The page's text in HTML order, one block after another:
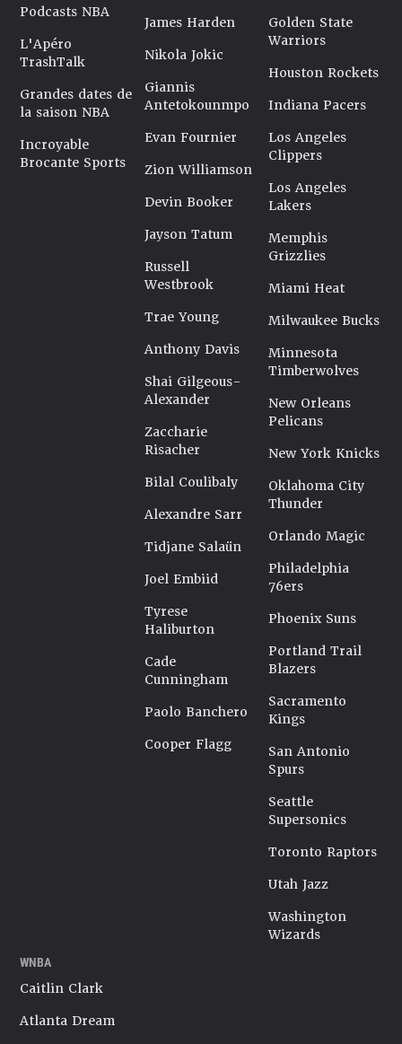
Podcasts NBA
L'Apéro
TrashTalk
Grandes dates de
la saison NBA
Incroyable
Brocante Sports
James Harden
Nikola Jokic
Giannis
Antetokounmpo
Evan Fournier
Zion Williamson
Devin Booker
Jayson Tatum
Russell
Westbrook
Trae Young
Anthony Davis
Shai Gilgeous-
Alexander
Zaccharie
Risacher
Bilal Coulibaly
Alexandre Sarr
Tidjane Salaün
Joel Embiid
Tyrese
Haliburton
Cade
Cunningham
Paolo Banchero
Cooper Flagg
Golden State
Warriors
Houston Rockets
Indiana Pacers
Los Angeles
Clippers
Los Angeles
Lakers
Memphis
Grizzlies
Miami Heat
Milwaukee Bucks
Minnesota
Timberwolves
New Orleans
Pelicans
New York Knicks
Oklahoma City
Thunder
Orlando Magic
Philadelphia
76ers
Phoenix Suns
Portland Trail
Blazers
Sacramento
Kings
San Antonio
Spurs
Seattle
Supersonics
Toronto Raptors
Utah Jazz
Washington
Wizards
WNBA
Caitlin Clark
Atlanta Dream